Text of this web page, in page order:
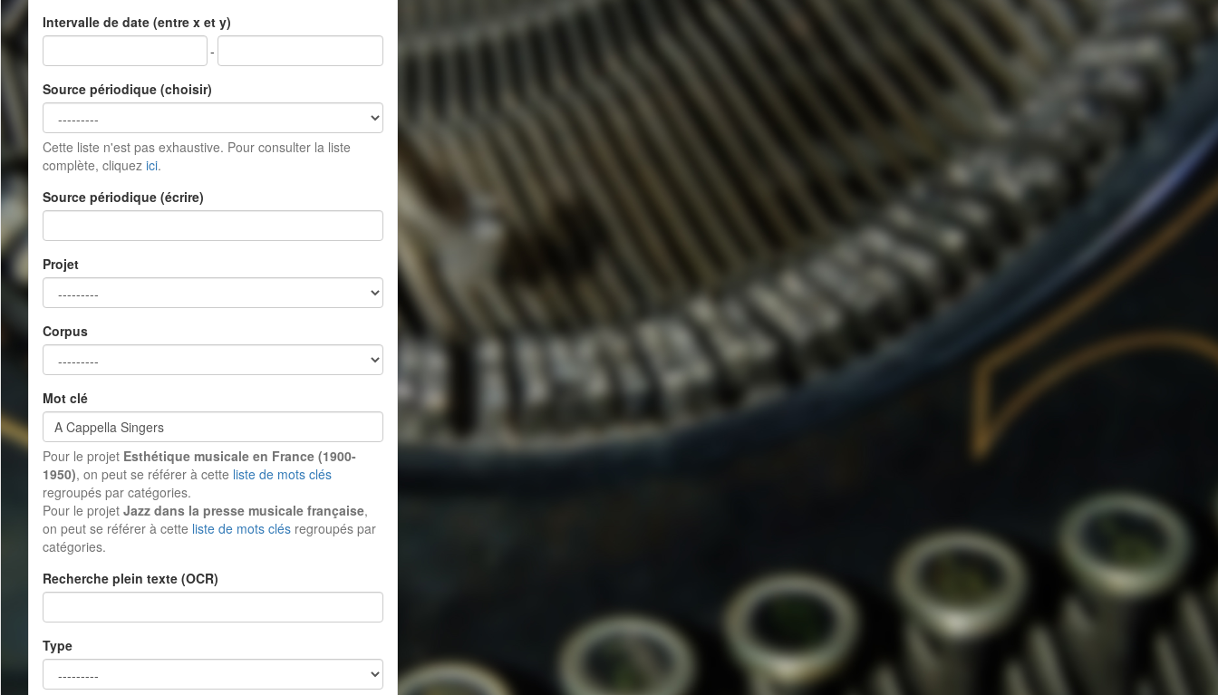
Intervalle de date (entre x et y)
-
Source périodique (choisir)
Cette liste n'est pas exhaustive. Pour consulter la liste
complète, cliquez ici.
Source périodique (écrire)
Projet
Corpus
Mot clé
Pour le projet Esthétique musicale en France (1900-
1950), on peut se référer à cette liste de mots clés
regroupés par catégories.
Pour le projet Jazz dans la presse musicale française,
on peut se référer à cette liste de mots clés regroupés par
catégories.
Recherche plein texte (OCR)
Type